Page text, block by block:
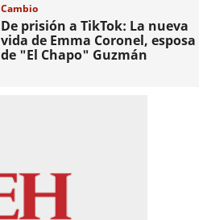
Cambio
De prisión a TikTok: La nueva
vida de Emma Coronel, esposa
de "El Chapo" Guzmán